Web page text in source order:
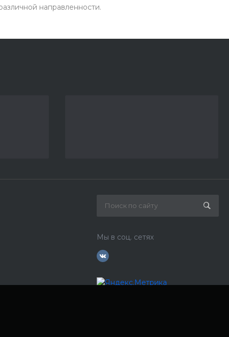
направленности.
Мы в соц. сетях